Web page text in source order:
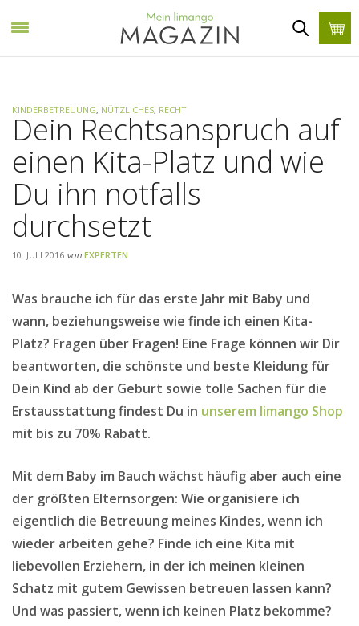
KINDERBETREUUNG, NÜTZLICHES, RECHT
Dein Rechtsanspruch auf
einen Kita-Platz und wie
Du ihn notfalls
durchsetzt
10. JULI 2016 von EXPERTEN
Was brauche ich für das erste Jahr mit Baby und
wann, beziehungsweise wie finde ich einen Kita-
Platz? Fragen über Fragen! Eine Frage können wir Dir
beantworten, die schönste und beste Kleidung für
Dein Kind ab der Geburt sowie tolle Sachen für die
Erstausstattung findest Du in unserem limango Shop
mit bis zu 70% Rabatt.
Mit dem Baby im Bauch wächst häufig aber auch eine
der größten Elternsorgen: Wie organisiere ich
eigentlich die Betreuung meines Kindes, wenn ich
wieder arbeiten gehe? Finde ich eine Kita mit
liebevollen Erziehern, in der ich meinen kleinen
Schatz mit gutem Gewissen betreuen lassen kann?
Und was passiert, wenn ich keinen Platz bekomme?